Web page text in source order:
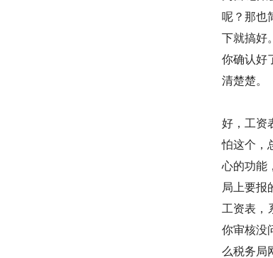
呢？那也
下就搞好
你确认好
清楚楚。
好，工资
怕这个，
心的功能
局上要报
工资表，
你审核没
么税务局